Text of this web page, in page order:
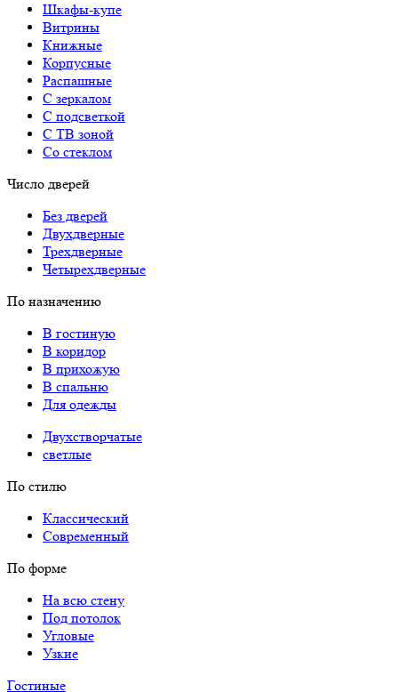
Шкафы-купе
Витрины
Книжные
Корпусные
Распашные
С зеркалом
С подсветкой
С ТВ зоной
Со стеклом
Число дверей
Без дверей
Двухдверные
Трехдверные
Четырехдверные
По назначению
В гостиную
В коридор
В прихожую
В спальню
Для одежды
Двухстворчатые
светлые
По стилю
Классический
Современный
По форме
На всю стену
Под потолок
Угловые
Узкие
Гостиные